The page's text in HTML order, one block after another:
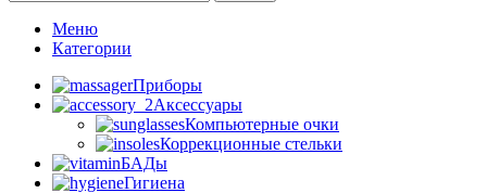
Меню
Категории
Приборы
Аксессуары
Компьютерные очки
Коррекционные стельки
БАДы
Гигиена